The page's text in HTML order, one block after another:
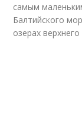
самым
Балтийского
озерах